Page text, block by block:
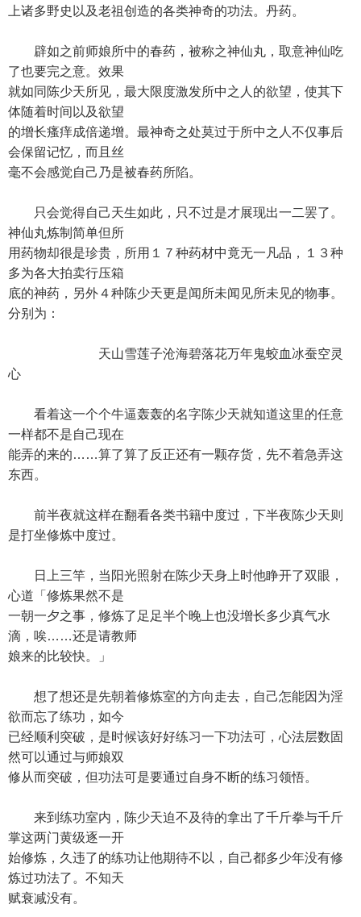
上诸多野史以及老祖创造的各类神奇的功法。丹药。
辟如之前师娘所中的春药，被称之神仙丸，取意神仙吃
了也要完之意。效果
就如同陈少天所见，最大限度激发所中之人的欲望，使其下
体随着时间以及欲望
的增长瘙痒成倍递增。最神奇之处莫过于所中之人不仅事后
会保留记忆，而且丝
毫不会感觉自己乃是被春药所陷。
只会觉得自己天生如此，只不过是才展现出一二罢了。
神仙丸炼制简单但所
用药物却很是珍贵，所用１７种药材中竟无一凡品，１３种
多为各大拍卖行压箱
底的神药，另外４种陈少天更是闻所未闻见所未见的物事。
分别为：
天山雪莲子沧海碧落花万年鬼蛟血冰蚕空灵
心
看着这一个个牛逼轰轰的名字陈少天就知道这里的任意
一样都不是自己现在
能弄的来的……算了算了反正还有一颗存货，先不着急弄这
东西。
前半夜就这样在翻看各类书籍中度过，下半夜陈少天则
是打坐修炼中度过。
日上三竿，当阳光照射在陈少天身上时他睁开了双眼，
心道「修炼果然不是
一朝一夕之事，修炼了足足半个晚上也没增长多少真气水
滴，唉……还是请教师
娘来的比较快。」
想了想还是先朝着修炼室的方向走去，自己怎能因为淫
欲而忘了练功，如今
已经顺利突破，是时候该好好练习一下功法可，心法层数固
然可以通过与师娘双
修从而突破，但功法可是要通过自身不断的练习领悟。
来到练功室内，陈少天迫不及待的拿出了千斤拳与千斤
掌这两门黄级逐一开
始修炼，久违了的练功让他期待不以，自己都多少年没有修
炼过功法了。不知天
赋衰减没有。